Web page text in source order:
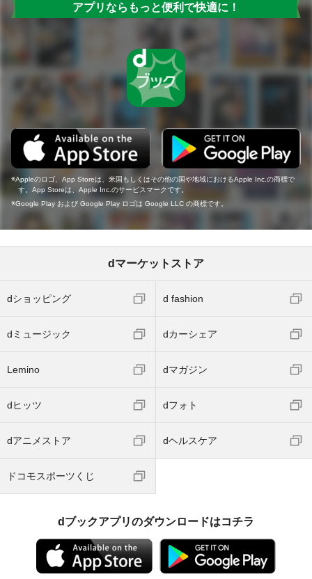
アプリならもっと便利で快適に！
Appleのロゴ、App Storeは、米国もしくはその他の国や地域におけるApple Inc.の商標で
す。App Storeは、Apple Inc.のサービスマークです。
Google Play および Google Play ロゴは Google LLC の商標です。
dマーケットストア
dショッピング d fashion
dミュージック dカーシェア
Lemino dマガジン
dヒッツ dフォト
dアニメストア dヘルスケア
ドコモスポーツくじ
dブックアプリのダウンロードはコチラ